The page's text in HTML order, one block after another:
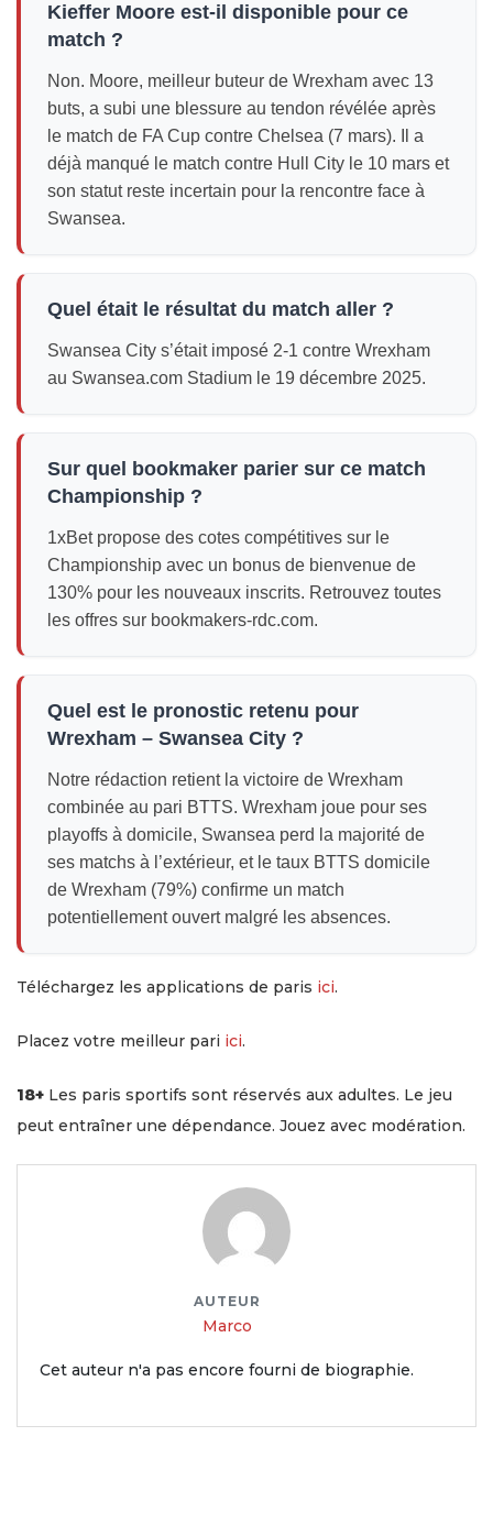
Kieffer Moore est-il disponible pour ce
match ?
Non. Moore, meilleur buteur de Wrexham avec 13
buts, a subi une blessure au tendon révélée après
le match de FA Cup contre Chelsea (7 mars). Il a
déjà manqué le match contre Hull City le 10 mars et
son statut reste incertain pour la rencontre face à
Swansea.
Quel était le résultat du match aller ?
Swansea City s’était imposé 2-1 contre Wrexham
au Swansea.com Stadium le 19 décembre 2025.
Sur quel bookmaker parier sur ce match
Championship ?
1xBet propose des cotes compétitives sur le
Championship avec un bonus de bienvenue de
130% pour les nouveaux inscrits. Retrouvez toutes
les offres sur bookmakers-rdc.com.
Quel est le pronostic retenu pour
Wrexham – Swansea City ?
Notre rédaction retient la victoire de Wrexham
combinée au pari BTTS. Wrexham joue pour ses
playoffs à domicile, Swansea perd la majorité de
ses matchs à l’extérieur, et le taux BTTS domicile
de Wrexham (79%) confirme un match
potentiellement ouvert malgré les absences.
Téléchargez les applications de paris ici.
Placez votre meilleur pari ici.
18+ Les paris sportifs sont réservés aux adultes. Le jeu
peut entraîner une dépendance. Jouez avec modération.
AUTEUR
Marco
Cet auteur n'a pas encore fourni de biographie.